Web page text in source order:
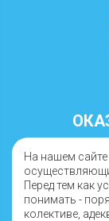
На нашем
Перед тем как
понимать -
колективе,